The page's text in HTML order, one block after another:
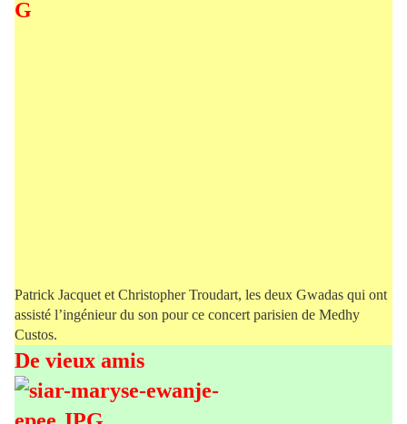
Patrick Jacquet et Christopher Troudart, les deux Gwadas qui ont
assisté l’ingénieur du son pour ce concert parisien de Medhy
Custos.
De vieux amis